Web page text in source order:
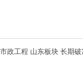
政工程 山东板块 长期